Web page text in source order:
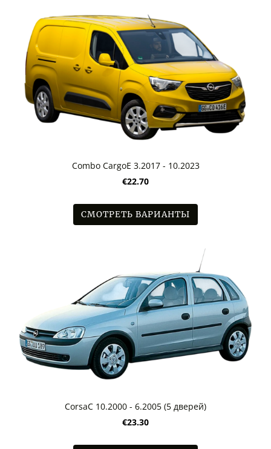
Combo CargoE 3.2017 - 10.2023
€22.70
СМОТРЕТЬ ВАРИАНТЫ
CorsaC 10.2000 - 6.2005 (5 дверей)
€23.30